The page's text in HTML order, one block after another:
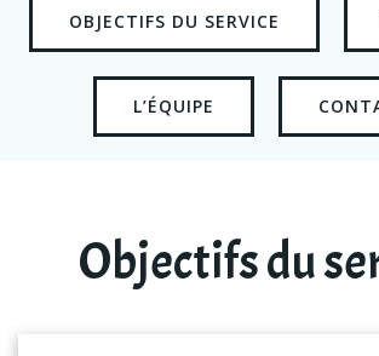
OBJECTIFS DU SERVICE
L’ÉQUIPE
Objectifs du